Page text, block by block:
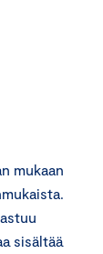
mukaan
sisältää